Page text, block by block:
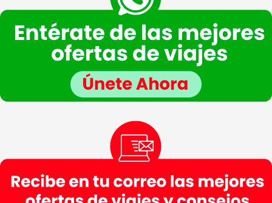
Destinatarios: Plataforma de Mail marketing-Empresas del grupo CEA.
Información adicional
de VIAJESCEA encontrarás
información adicional sobre la recopilación y el uso de su información personal por parte
de VIAJESCEA, incluida información sobre acceso, conservación, rectificación, eliminación,
seguridad y otros temas.